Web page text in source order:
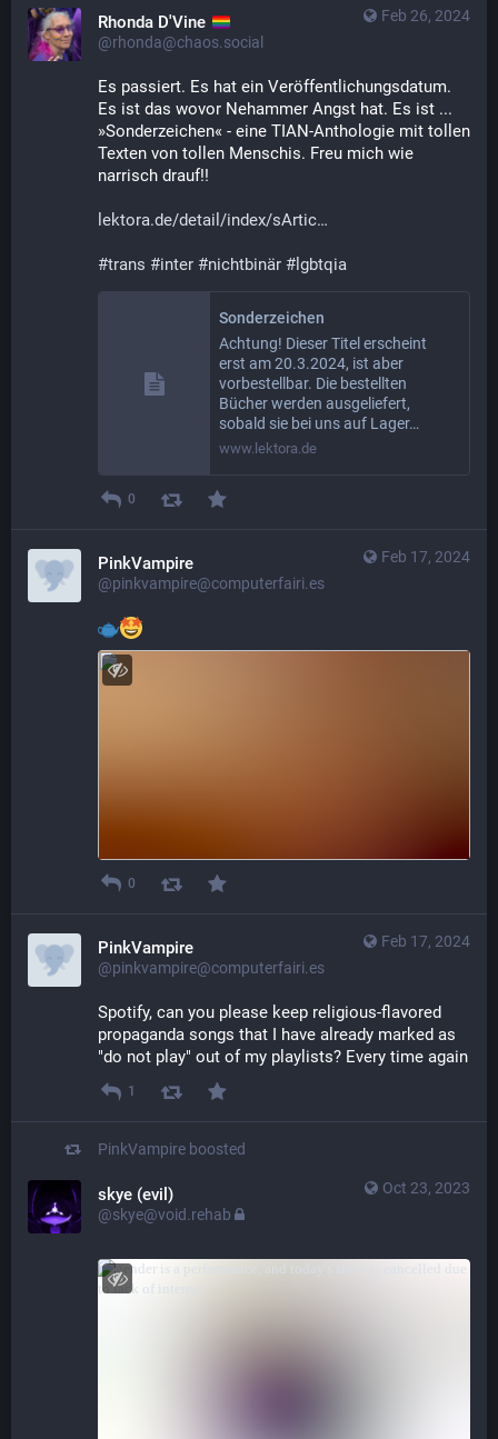
Feb 26, 2024
Rhonda D'Vine
@rhonda@chaos.social
Es passiert. Es hat ein Veröffentlichungsdatum.
Es ist das wovor Nehammer Angst hat. Es ist ...
»Sonderzeichen« - eine TIAN-Anthologie mit tollen
Texten von tollen Menschis. Freu mich wie
narrisch drauf!!
lektora.de/detail/index/sArtic
#trans #inter #nichtbinär # lgbtqia
Sonderzeichen
Achtung! Dieser Titel erscheint
erst am 20.3.2024, ist aber
vorbestellbar. Die bestellten
Bücher werden ausgeliefert,
sobald sie bei uns auf Lager…
www.lektora.de
0
Feb 17, 2024
PinkVampire
@pinkvampire@computerfairi.es
0
Feb 17, 2024
PinkVampire
@pinkvampire@computerfairi.es
Spotify, can you please keep religious-flavored
propaganda songs that I have already marked as
"do not play" out of my playlists? Every time again
1
PinkVampire boosted
Oct 23, 2023
skye (evil)
@skye@void.rehab